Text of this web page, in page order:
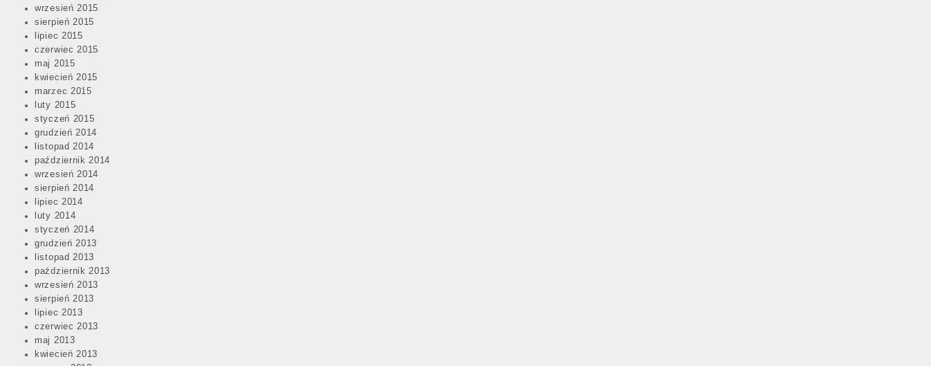
wrzesień 2015
sierpień 2015
lipiec 2015
czerwiec 2015
maj 2015
kwiecień 2015
marzec 2015
luty 2015
styczeń 2015
grudzień 2014
listopad 2014
październik 2014
wrzesień 2014
sierpień 2014
lipiec 2014
luty 2014
styczeń 2014
grudzień 2013
listopad 2013
październik 2013
wrzesień 2013
sierpień 2013
lipiec 2013
czerwiec 2013
maj 2013
kwiecień 2013